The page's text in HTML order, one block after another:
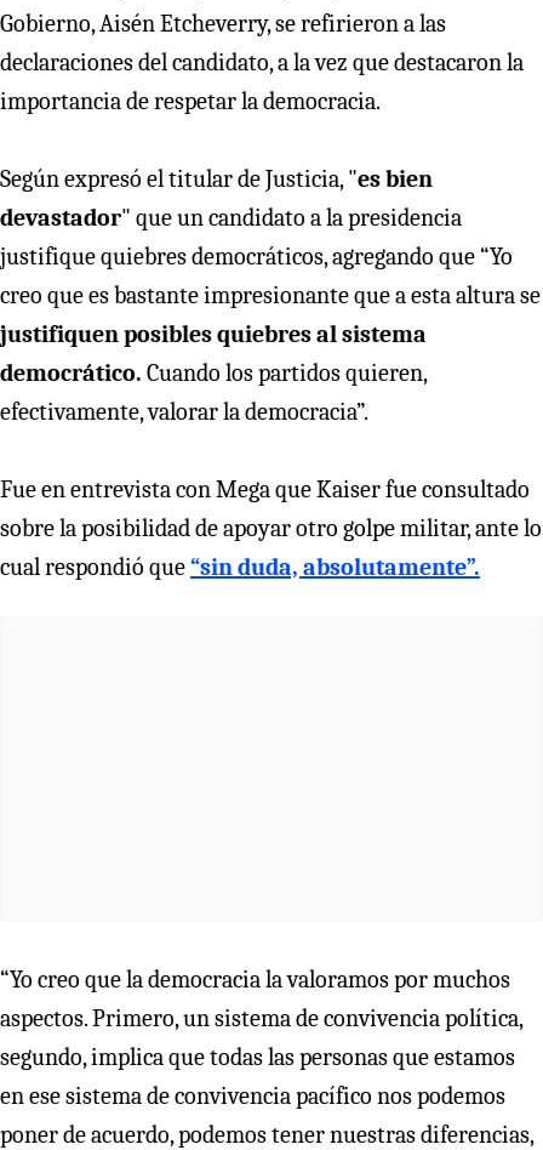
Gobierno, Aisén Etcheverry, se refirieron a las
declaraciones del candidato, a la vez que destacaron la
importancia de respetar la democracia.
Según expresó el titular de Justicia, "es bien
devastador" que un candidato a la presidencia
justifique quiebres democráticos, agregando que “Yo
creo que es bastante impresionante que a esta altura se
justifiquen posibles quiebres al sistema
democrático. Cuando los partidos quieren,
efectivamente, valorar la democracia”.
Fue en entrevista con Mega que Kaiser fue consultado
sobre la posibilidad de apoyar otro golpe militar, ante lo
cual respondió que“sin duda, absolutamente”.
“Yo creo que la democracia la valoramos por muchos
aspectos. Primero, un sistema de convivencia política,
segundo, implica que todas las personas que estamos
en ese sistema de convivencia pacífico nos podemos
poner de acuerdo, podemos tener nuestras diferencias,